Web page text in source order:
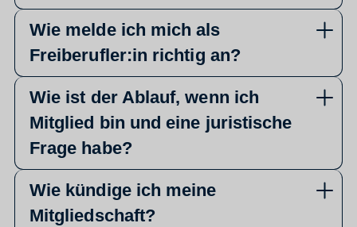
Wie melde ich mich als
Freiberufler:in richtig an?
Wie ist der Ablauf, wenn ich
Mitglied bin und eine juristische
Frage habe?
Wie kündige ich meine
Mitgliedschaft?